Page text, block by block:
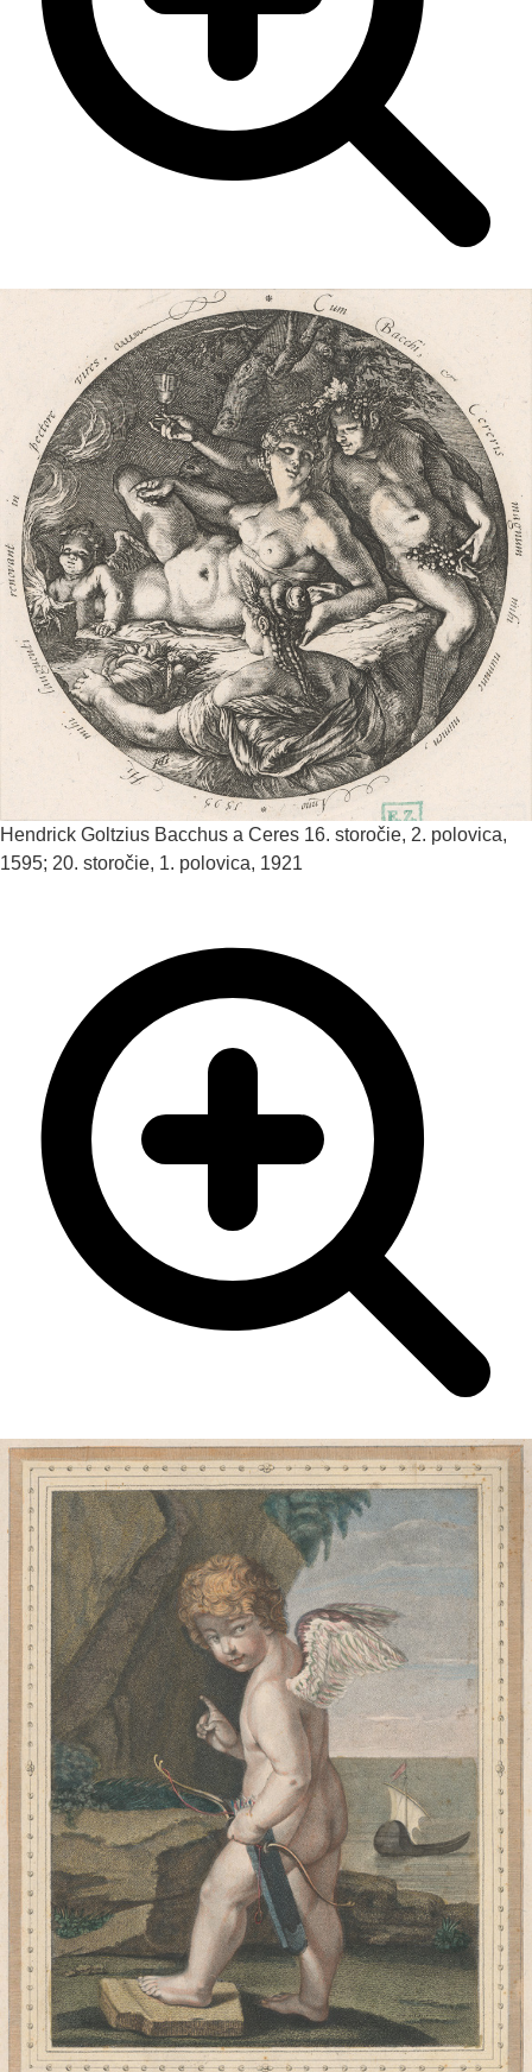
Hendrick Goltzius Bacchus a Ceres 16. storočie, 2. polovica,
1595; 20. storočie, 1. polovica, 1921